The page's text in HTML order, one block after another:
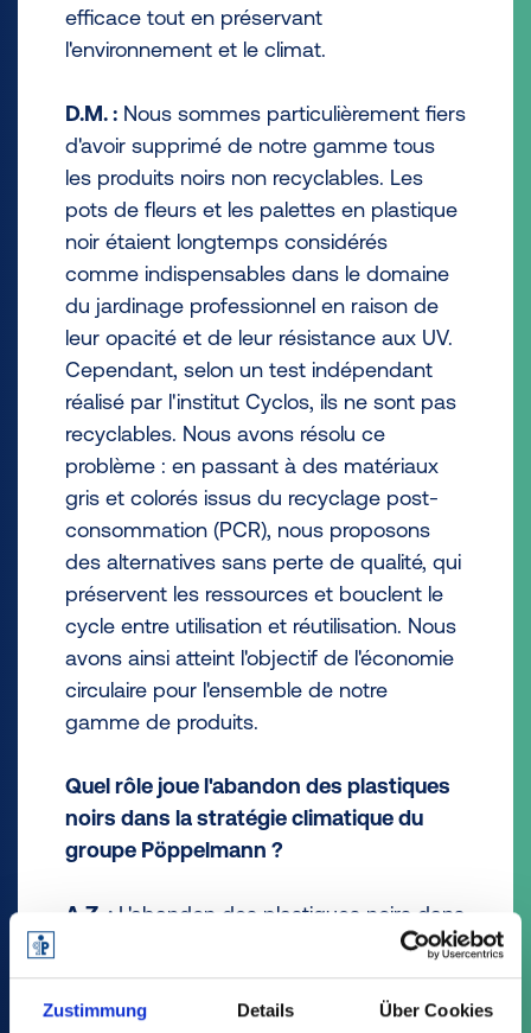
Zustimmung Details Über Cookies
efficace tout en préservant
l'environnement et le climat.
D.M. : Nous sommes particulièrement fiers
d'avoir supprimé de notre gamme tous
les produits noirs non recyclables. Les
pots de fleurs et les palettes en plastique
noir étaient longtemps considérés
comme indispensables dans le domaine
du jardinage professionnel en raison de
leur opacité et de leur résistance aux UV.
Cependant, selon un test indépendant
réalisé par l'institut Cyclos, ils ne sont pas
recyclables. Nous avons résolu ce
problème : en passant à des matériaux
gris et colorés issus du recyclage post-
consommation (PCR), nous proposons
des alternatives sans perte de qualité, qui
préservent les ressources et bouclent le
cycle entre utilisation et réutilisation. Nous
avons ainsi atteint l'objectif de l'économie
circulaire pour l'ensemble de notre
gamme de produits.
Quel rôle joue l'abandon des plastiques
noirs dans la stratégie climatique du
groupe Pöppelmann ?
A.Z. : L'abandon des plastiques noirs dans
est une
véritable étape importante, tout à fait
dans l'esprit de l'
initiative PÖPPELMANN